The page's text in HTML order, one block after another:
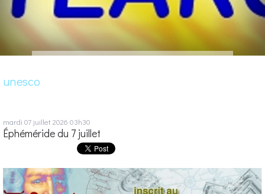
unesco
mardi 07 juillet 2026 03h30
Éphéméride du 7 juillet